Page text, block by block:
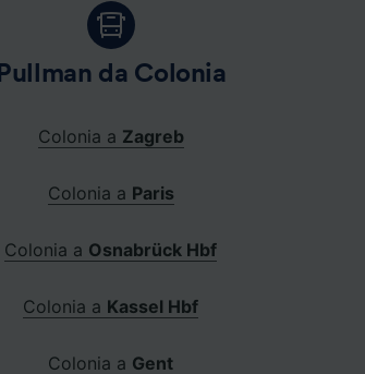
Pullman da Colonia
Colonia a Zagreb
Colonia a Paris
Colonia a Osnabrück Hbf
Colonia a Kassel Hbf
Colonia a Gent